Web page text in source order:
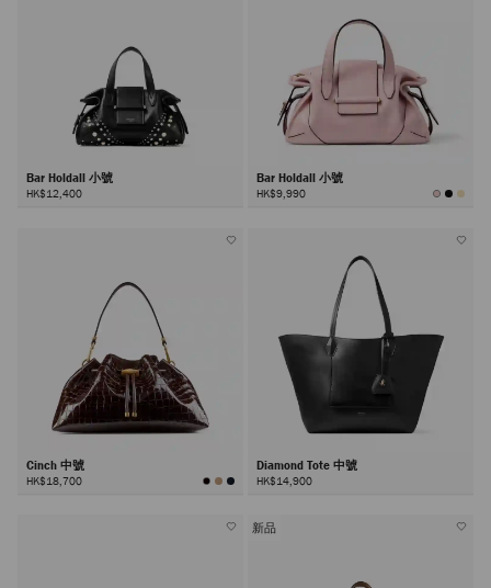
Bar Holdall 小號
HK$12,400
Bar Holdall 小號
HK$9,990
Cinch 中號
HK$18,700
Diamond Tote 中號
HK$14,900
新品